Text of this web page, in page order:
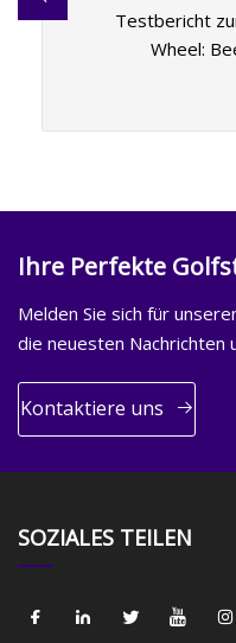
Testbericht
Wheel:
Ihre Perfekte
Melden Sie sich für
die neuesten Nachrichten
Kontaktiere uns
SOZIALES TEILEN